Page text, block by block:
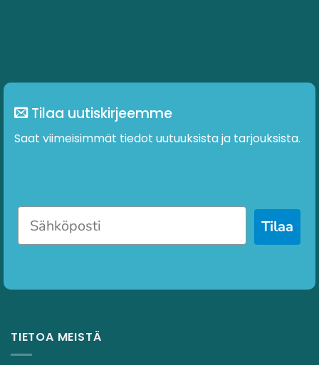
Tilaa uutiskirjeemme
Saat viimeisimmät tiedot uutuuksista ja tarjouksista.
Tilaa
TIETOA MEISTÄ